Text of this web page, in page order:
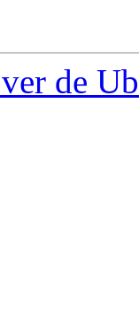
de